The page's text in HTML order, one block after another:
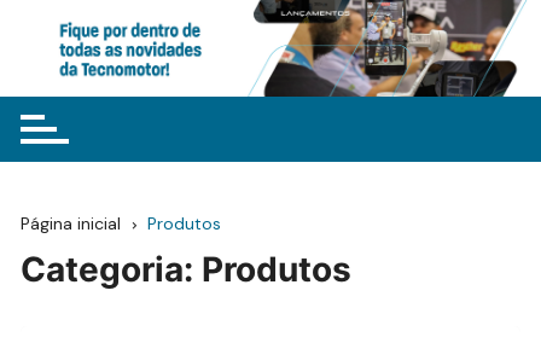
conteúdo
Página inicial Produtos
Categoria: Produtos